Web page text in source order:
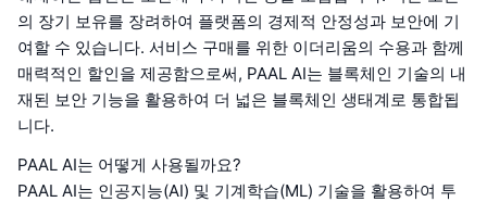
의 장기 보유를 장려하여 플랫폼의 경제적 안정성과 보안에 기
여할 수 있습니다. 서비스 구매를 위한 이더리움의 수용과 함께
매력적인 할인을 제공함으로써, PAAL AI는 블록체인 기술의 내
재된 보안 기능을 활용하여 더 넓은 블록체인 생태계로 통합됩
니다.
PAAL AI는 어떻게 사용될까요?
PAAL AI는 인공지능(AI) 및 기계학습(ML) 기술을 활용하여 투